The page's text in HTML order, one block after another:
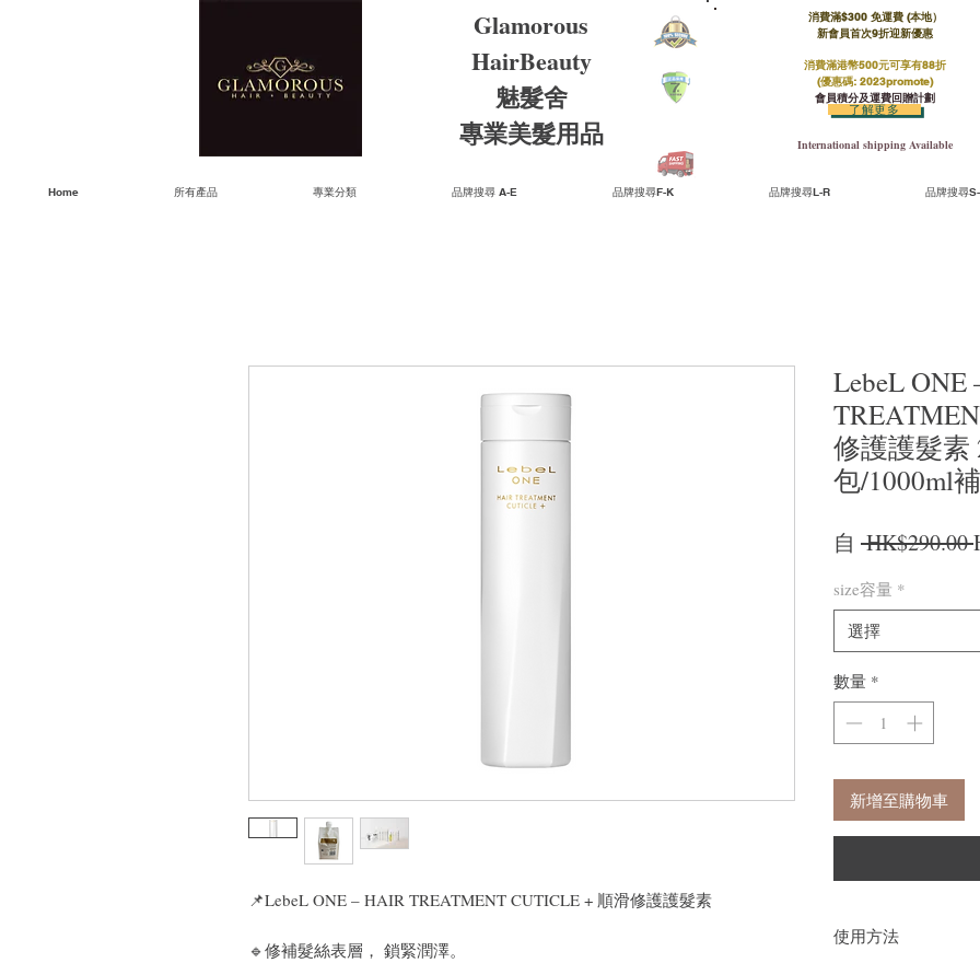
Glamorous
HairBeauty
魅髮舍
​​專業美髮用品
消費滿$300 免運費 (本地）​
新會員首次9折迎新優惠
消費滿港幣500元可享有88折
(優惠碼: 2023promote)
會員積分及運費回贈計劃
International shipping Available
了解更多
Home 所有產品 專業分類 品牌搜尋 A-E 品牌搜尋F-K 品牌搜尋L-R 品牌搜尋
📌LebeL ONE – HAIR TREATMENT CUTICLE + 順滑修護護髮素
🔹修補髮絲表層， 鎖緊潤澤。
LebeL ONE
修護護髮素
包/1000ml
自 HK$290.00
size容量 *
選擇
數量 *
新增至購物車
使用方法